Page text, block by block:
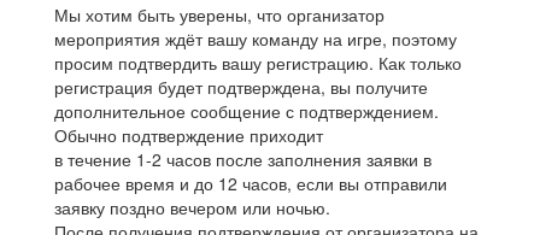
Мы хотим быть уверены, что организатор
мероприятия ждёт вашу команду на игре, поэтому
просим подтвердить вашу регистрацию. Как только
регистрация будет подтверждена, вы получите
дополнительное сообщение с подтверждением.
Обычно подтверждение приходит
в течение 1-2 часов после заполнения заявки в
рабочее время и до 12 часов, если вы отправили
заявку поздно вечером или ночью.